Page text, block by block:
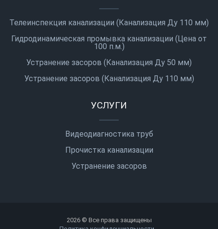
Телеинспекция канализации (Канализация Ду 110 мм)
Гидродинамическая промывка канализации (Цена от
100 п.м.)
Устранение засоров (Канализация Ду 50 мм)
Устранение засоров (Канализация Ду 110 мм)
УСЛУГИ
Видеодиагностика труб
Прочистка канализации
Устранение засоров
2026 © Все права защищены